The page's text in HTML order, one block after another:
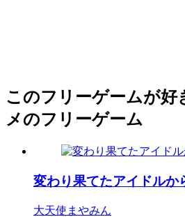
このフリーゲームが好
メのフリーゲーム
変わり果てたアイドルか
大天使まやみん